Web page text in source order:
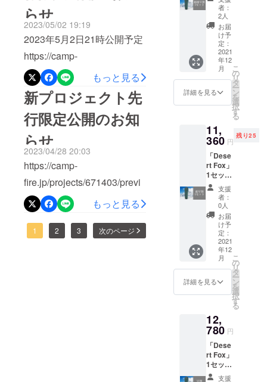
も使えるようUSBタイプで
す」3段階に温かさを調節で
きる機能を搭載しており
50℃・55℃・60℃と多段
階に調節できるため「少し
熱いな…」といった場合や
「もう少し温かい方がいい
な…」といった場合にも柔
軟に対応できます！また、
熱伝導性の高い「グラフェ
ン」を搭載!!グラフェン搭載
なのにコスパもいい！こだ
わりと情熱を注ぎこんだ。
冬の辛い冷え性対策に大活
ではありませんよね！そん
な普段の生活に欠かせない
スマホスタンド。大半の方
が一台は購入したことがあ
ると思います。しかし、
「これがいい！」というス
タンドに出会えていない方
も多いと思います。そんな
方に今回紹介する「STAND
VTOR」を使ってみません
か？２個の真空吸着ホル
ダーの力でタブレットPCや
スマホを保持しどこでもス
タンド化出来る、独創的な
真空吸着型のスマホホル
24日20時公開https://camp-
fire.jp/projects/672199/previ
ew?
token=2hdl7ndy&amp;utm_c
ampaign=cp_po_share_c_m
sg_mypage_projects_show
「G-table」 は3in1で15wの
高速充電も搭載。薄く強化
ガラスも搭載しスタイリッ
シュで持ち運びにも便利な
プロダクトです！どんな場
所でもサッと置いて簡単に
お使いいただけます。オ
フィスでの充電・カフェで
らせ
2023/05/02 19:19
2023年5月2日21時公開予定
https://camp-
fire.jp/projects/669803/previ
ew?
token=3dvbsze7&amp;utm_
campaign=cp_po_share_c_
msg_mypage_projects_sho
w「C10」 はワンタッチで
スマートフォンをセットで
きる充電付き車載携帯ホル
ダーです。 スマホを近づけ
ると自動でアームが開閉
し、スマホをしっかりと固
もっと見る
新プロジェクト先
行限定公開のお知
らせ
2023/04/28 20:03
https://camp-
fire.jp/projects/671403/previ
ew?
token=7q99u3qw&amp;utm_
campaign=cp_po_share_c_
もっと見る
1 2 3 次のページ
ています。
チームの目
標は、高品
利」「面白
い」「革新
的」をお客
運営してお
ります。是
非私たちの
商品をその
手にお取り
ください。
送料
込】 10
名様限
定価
格！
【一般
販売予
定価格
の
14200
円から
30％オ
デザイ
ン・仕
様は変
更にな
る可能
性もご
ざいま
す。ご
了承く
ださ
い。 ※
ご注文
状況、
使用部
材の供
給状
況、製
より出
荷時期
が遅れ
る場合
があり
ます。
者：
2人
お届
け予
定：
2021
年12
月
詳細を見る
こ
の
リ
タ
ー
ン
を
選
択
す
る
11,
360 円
残り25
「Dese
rt Fox」
1セット
【税・
送料
込】 25
名様限
定価
格！
【一般
販売予
定価格
の
14200
円から
20％オ
デザイ
ン・仕
様は変
更にな
る可能
性もご
ざいま
支援
者：
0人
お届
け予
定：
2021
年12
月
詳細を見る
こ
の
リ
タ
ー
ン
を
選
択
す
る
12,
780 円
「Dese
rt Fox」
1セット
【税・
支援